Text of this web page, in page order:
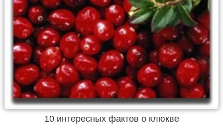
10 интересных фактов о клюкве